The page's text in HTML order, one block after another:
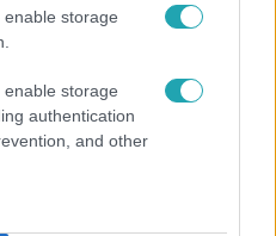
storage
storage
authentication
and other
szállodahajó kikötő
Cruises is reagált